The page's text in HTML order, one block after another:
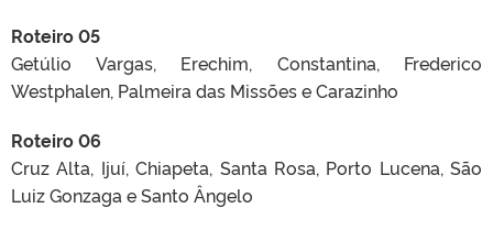
Roteiro 05
Getúlio Vargas, Erechim, Constantina, Frederico
Westphalen, Palmeira das Missões e Carazinho
Roteiro 06
Cruz Alta, Ijuí, Chiapeta, Santa Rosa, Porto Lucena, São
Luiz Gonzaga e Santo Ângelo